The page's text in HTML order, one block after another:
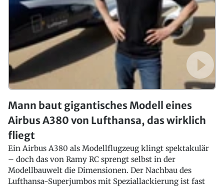
Mann baut gigantisches Modell eines
Airbus A380 von Lufthansa, das wirklich
fliegt
Ein Airbus A380 als Modellflugzeug klingt spektakulär
– doch das von Ramy RC sprengt selbst in der
Modellbauwelt die Dimensionen. Der Nachbau des
Lufthansa-Superjumbos mit Speziallackierung ist fast